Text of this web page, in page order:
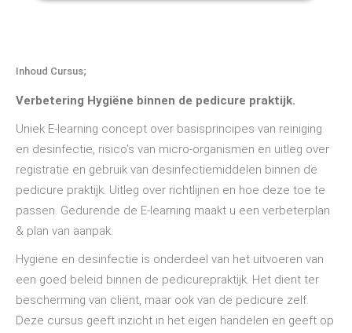
Inhoud Cursus;
Verbetering Hygiëne binnen de pedicure praktijk.
Uniek E-learning concept over basisprincipes van reiniging
en desinfectie, risico’s van micro-organismen en uitleg over
registratie en gebruik van desinfectiemiddelen binnen de
pedicure praktijk. Uitleg over richtlijnen en hoe deze toe te
passen. Gedurende de E-learning maakt u een verbeterplan
& plan van aanpak.
Hygiëne en desinfectie is onderdeel van het uitvoeren van
een goed beleid binnen de pedicurepraktijk. Het dient ter
bescherming van cliënt, maar ook van de pedicure zelf.
Deze cursus geeft inzicht in het eigen handelen en geeft op